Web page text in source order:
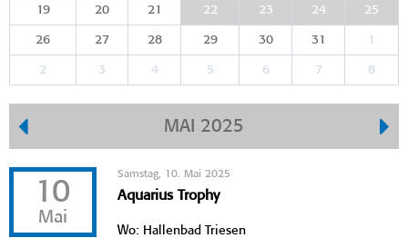
19 20 21 22 23 24 25
26 27 28 29 30 31 1
2 3 4 5 6 7 8
MAI 2025
10
Mai
Samstag, 10. Mai 2025
Aquarius Trophy
Wo: Hallenbad Triesen